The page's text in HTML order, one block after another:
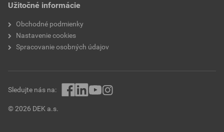
Užitočné informácie
Obchodné podmienky
Nastavenie cookies
Spracovanie osobných údajov
© 2026 DEK a.s.
Sledujte nás na: